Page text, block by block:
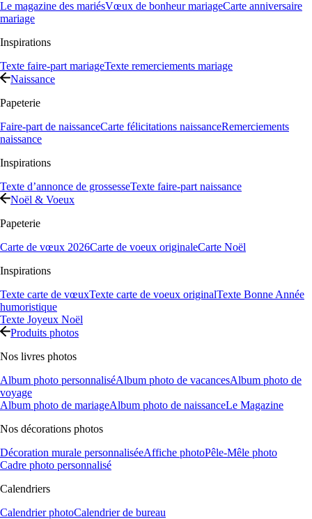
Le magazine des mariésVœux de bonheur mariageCarte anniversaire
mariage
Inspirations
Texte faire-part mariageTexte remerciements mariage
Naissance
Papeterie
Faire-part de naissanceCarte félicitations naissanceRemerciements
naissance
Inspirations
Texte d’annonce de grossesseTexte faire-part naissance
Noël & Voeux
Papeterie
Carte de vœux 2026Carte de voeux originaleCarte Noël
Inspirations
Texte carte de vœuxTexte carte de voeux originalTexte Bonne Année
humoristique
Texte Joyeux Noël
Produits photos
Nos livres photos
Album photo personnaliséAlbum photo de vacancesAlbum photo de
voyage
Album photo de mariageAlbum photo de naissanceLe Magazine
Nos décorations photos
Décoration murale personnaliséeAffiche photoPêle-Mêle photo
Cadre photo personnalisé
Calendriers
Calendrier photoCalendrier de bureau